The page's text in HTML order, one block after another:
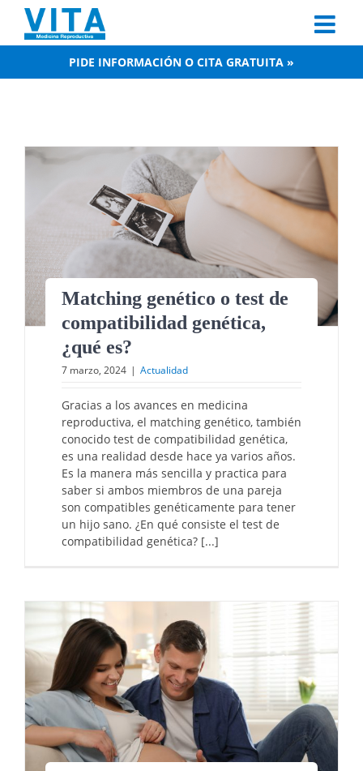
content
PIDE INFORMACIÓN O CITA GRATUITA »
Matching genético o test de
compatibilidad genética,
¿qué es?
7 marzo, 2024 | Actualidad
Gracias a los avances en medicina
reproductiva, el matching genético, también
conocido test de compatibilidad genética,
es una realidad desde hace ya varios años.
Es la manera más sencilla y practica para
saber si ambos miembros de una pareja
son compatibles genéticamente para tener
un hijo sano. ¿En qué consiste el test de
compatibilidad genética? [...]